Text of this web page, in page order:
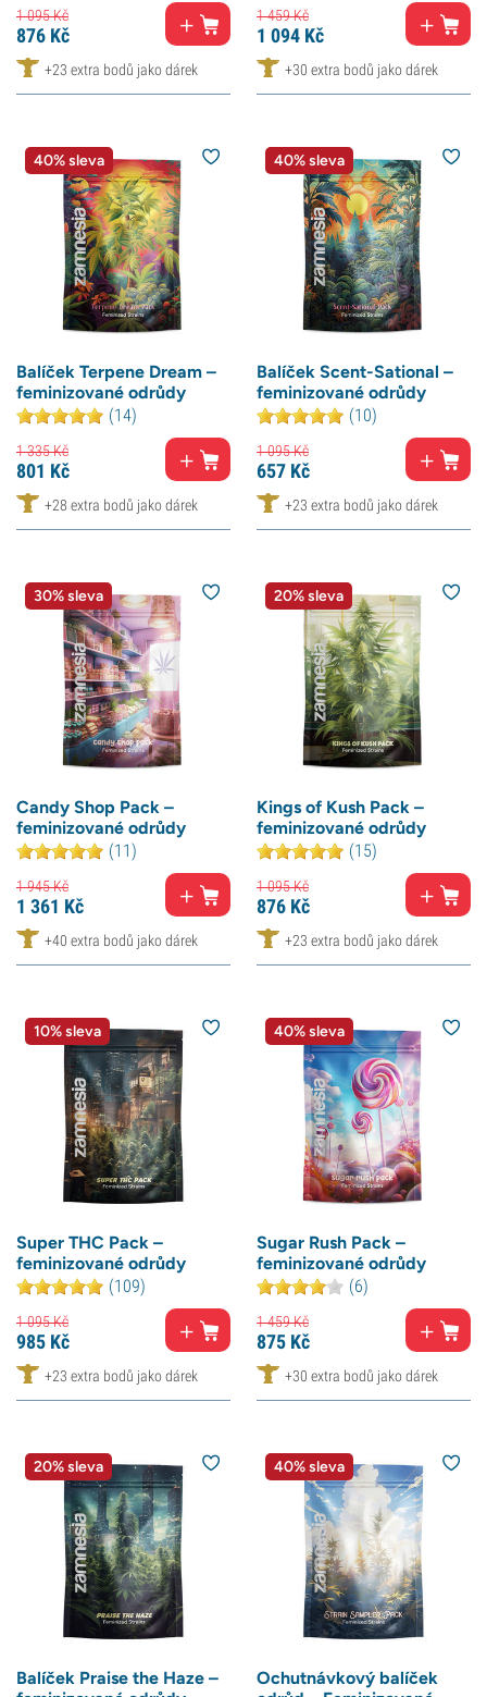
1 095Kč
876 Kč
+23 extra bodů jako dárek
1 459Kč
1 094 Kč
+30 extra bodů jako dárek
40% sleva
Balíček Terpene Dream –
feminizované odrůdy
(14)
1 335Kč
801 Kč
+28 extra bodů jako dárek
40% sleva
Balíček Scent-Sational –
feminizované odrůdy
(10)
1 095Kč
657 Kč
+23 extra bodů jako dárek
30% sleva
Candy Shop Pack –
feminizované odrůdy
(11)
1 945Kč
1 361 Kč
+40 extra bodů jako dárek
20% sleva
Kings of Kush Pack –
feminizované odrůdy
(15)
1 095Kč
876 Kč
+23 extra bodů jako dárek
10% sleva
Super THC Pack –
feminizované odrůdy
(109)
1 095Kč
985 Kč
+23 extra bodů jako dárek
40% sleva
Sugar Rush Pack –
feminizované odrůdy
(6)
1 459Kč
875 Kč
+30 extra bodů jako dárek
20% sleva
Balíček Praise the Haze –
40% sleva
Ochutnávkový balíček